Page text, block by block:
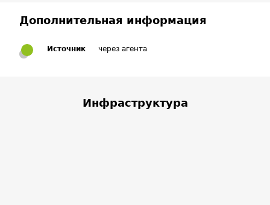
Дополнительная информация
Источник через агента
Инфраструктура